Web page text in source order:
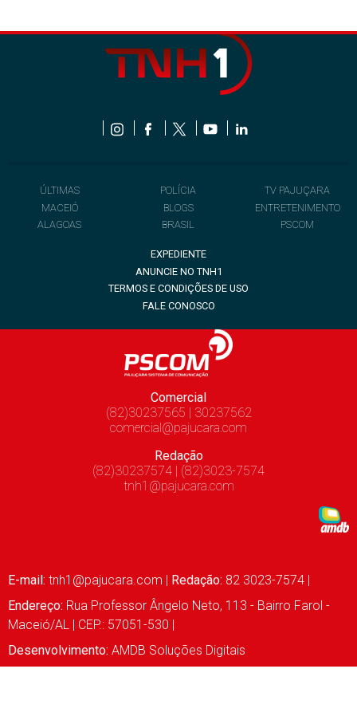
ÚLTIMAS
MACEIÓ
ALAGOAS
POLÍCIA
BLOGS
BRASIL
TV PAJUÇARA
ENTRETENIMENTO
PSCOM
EXPEDIENTE
ANUNCIE NO TNH1
TERMOS E CONDIÇÕES DE USO
FALE CONOSCO
Comercial
(82)30237565 | 30237562
comercial@pajucara.com
Redação
(82)30237574 | (82)3023-7574
tnh1@pajucara.com
E-mail: tnh1@pajucara.com | Redação: 82 3023-7574 |
Endereço: Rua Professor Ângelo Neto, 113 - Bairro Farol -
Maceió/AL | CEP.: 57051-530 |
Desenvolvimento: AMDB Soluções Digitais